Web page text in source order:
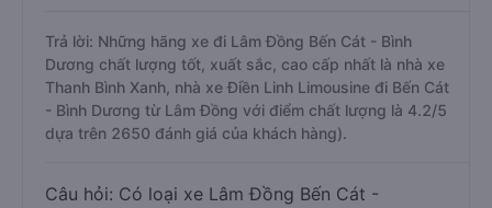
Trả lời: Những hãng xe đi Lâm Đồng Bến Cát - Bình
Dương chất lượng tốt, xuất sắc, cao cấp nhất là nhà xe
Thanh Bình Xanh, nhà xe Điền Linh Limousine đi Bến Cát
- Bình Dương từ Lâm Đồng với điểm chất lượng là 4.2/5
dựa trên 2650 đánh giá của khách hàng).
Câu hỏi: Có loại xe Lâm Đồng Bến Cát -